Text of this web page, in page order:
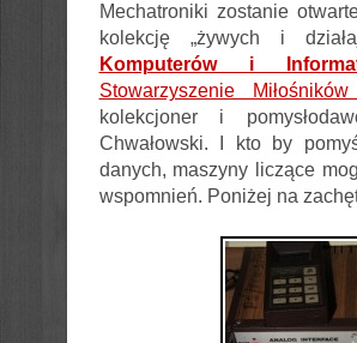
Mechatroniki zostanie
kolekcję „żywych i
Komputerów i
Stowarzyszenie
kolekcjoner i
Chwałowski. I kto by
danych, maszyny liczące
wspomnień. Poniżej na